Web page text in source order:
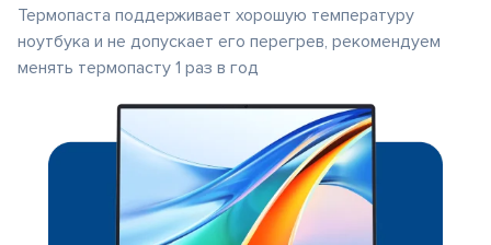
Термопаста поддерживает хорошую температуру
ноутбука и не допускает его перегрев, рекомендуем
менять термопасту 1 раз в год